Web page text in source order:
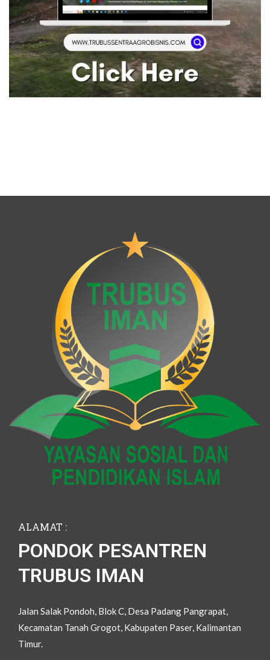
ALAMAT :
PONDOK PESANTREN
TRUBUS IMAN
Jalan Salak Pondoh, Blok C, Desa Padang Pangrapat,
Kecamatan Tanah Grogot, Kabupaten Paser, Kalimantan
Timur.